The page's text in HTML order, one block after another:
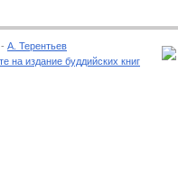
А. Терентьев
на издание буддийских книг